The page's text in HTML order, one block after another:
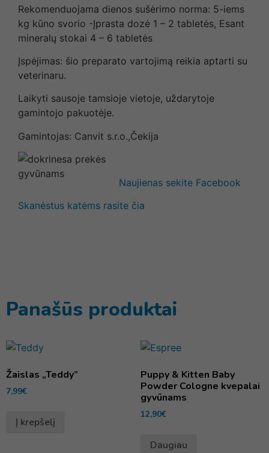
Rekomenduojama dienos sušėrimo norma: 5-iems
kg kūno svorio -Įprasta dozė 1 – 2 tabletės, Esant
mineralų stokai 4 – 6 tabletės
Įspėjimas: šio preparato vartojimą reikia aptarti su
veterinaru.
Laikyti sausoje tamsioje vietoje, uždarytoje
gamintojo pakuotėje.
Gamintojas: Canvit s.r.o.,Čekija
Naujienas sekite Facebook
Skanėstus katėms rasite čia
Panašūs produktai
Žaislas „Teddy”
7,99€
Į krepšelį
Puppy & Kitten Baby
Powder Cologne kvepalai
gyvūnams
12,90€
Daugiau